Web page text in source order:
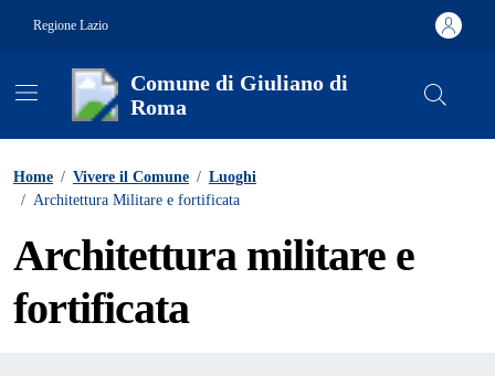
Regione Lazio
Comune di Giuliano di
Roma
Home / Vivere il Comune / Luoghi
/ Architettura Militare e fortificata
Architettura militare e
fortificata